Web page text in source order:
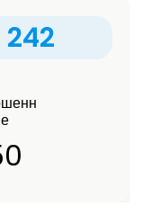
242